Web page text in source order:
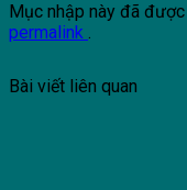
Mục nhập này đã
permalink .
Bài viết liên quan